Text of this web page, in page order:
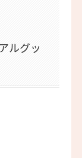
ルグッ